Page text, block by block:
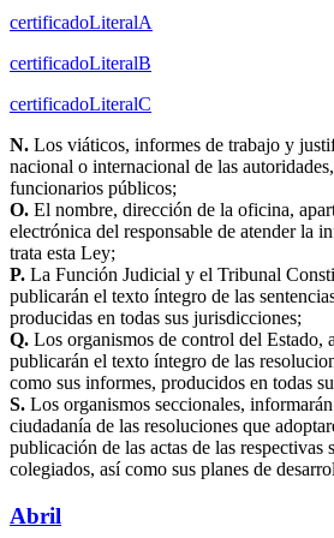
certificadoLiteralA
certificadoLiteralB
certificadoLiteralC
N. Los viáticos, informes de trabajo y
nacional o internacional de las
funcionarios públicos;
O. El nombre, dirección de la oficina,
electrónica del responsable de atender la
trata esta Ley;
P. La Función Judicial y el Tribunal
publicarán el texto íntegro de las
producidas en todas sus jurisdicciones;
Q. Los organismos de control del Estado,
publicarán el texto íntegro de las
como sus informes, producidos en todas
S. Los organismos seccionales,
ciudadanía de las resoluciones que
publicación de las actas de las respectivas
colegiados, así como sus planes de
Abril